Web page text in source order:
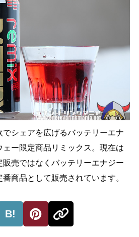
シェアを広げるバッテリーエナ
ェー限定商品リミックス。現在は
販売ではなくバッテリーエナジー
商品として販売されています。
B!